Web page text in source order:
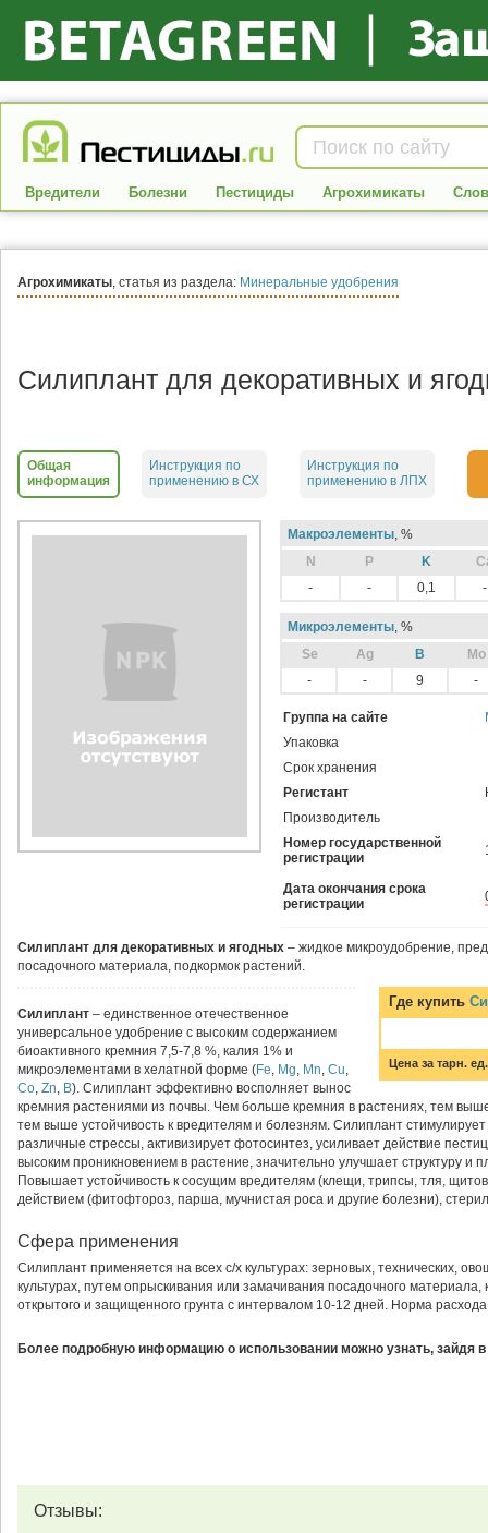
Вредители Болезни Пестициды Агрохимикаты
Агрохимикаты, статья из раздела: Минеральные удобрения
Силиплант для декоративных и
Общая
информация
Инструкция по
применению в СХ
Инструкция по
применению в ЛПХ
Макроэлементы, %
N
P K
-
- 0,1 -
Микроэлементы, %
Sе
Ag B
Mo
-
- 9 -
Группа на сайте
Упаковка
Срок хранения
Регистант
Производитель
Номер государственной
регистрации
Дата окончания срока
регистрации
Силиплант для декоративных и ягодных – жидкое микроудобрение,
посадочного материала, подкормок растений.
Где купить
Цена за тарн. ед.
Силиплант – единственное отечественное
универсальное удобрение с высоким содержанием
биоактивного кремния 7,5-7,8 %, калия 1% и
микроэлементами в хелатной форме (Fe, Mg, Mn, Cu,
Co, Zn, B). Cилиплант эффективно восполняет вынос
кремния растениями из почвы. Чем больше кремния в растениях, тем
тем выше устойчивость к вредителям и болезням. Силиплант
различные стрессы, активизирует фотосинтез, усиливает действие
высоким проникновением в растение, значительно улучшает структуру и
Повышает устойчивость к сосущим вредителям (клещи, трипсы, тля,
действием (фитофтороз, парша, мучнистая роса и другие болезни),
Сфера применения
Силиплант применяется на всех с/х культурах: зерновых, технических,
культурах, путем опрыскивания или замачивания посадочного
открытого и защищенного грунта с интервалом 10-12 дней. Норма
Более подробную информацию о использовании можно узнать, зайдя в
Отзывы: